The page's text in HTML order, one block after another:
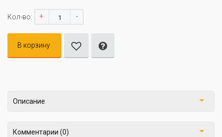
Кол-во: + -
В корзину
Описание
Комментарии (0)